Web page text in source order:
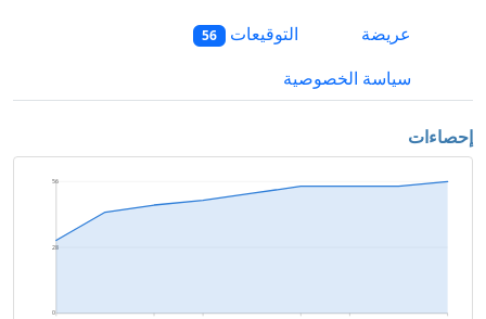
عريضة التوقيعات 56
سياسة الخصوصية
إحصاءات
0
28
56